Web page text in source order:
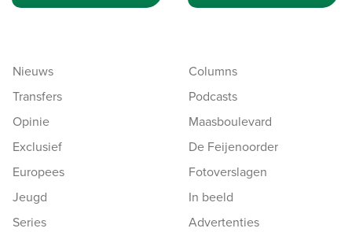
Nieuws
Transfers
Opinie
Exclusief
Europees
Jeugd
Series
Columns
Podcasts
Maasboulevard
De Feijenoorder
Fotoverslagen
In beeld
Advertenties